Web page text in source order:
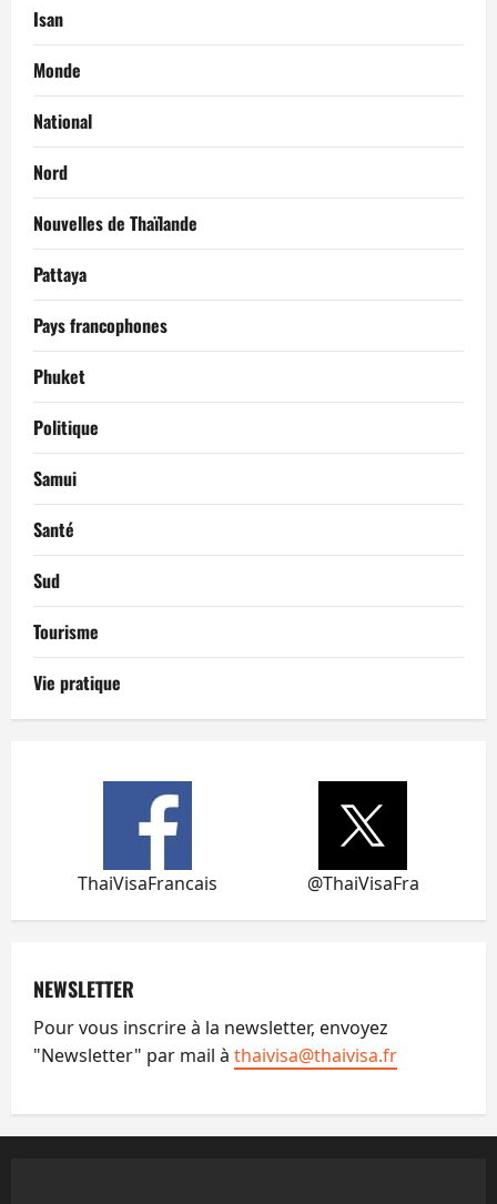
Isan
Monde
National
Nord
Nouvelles de Thaïlande
Pattaya
Pays francophones
Phuket
Politique
Samui
Santé
Sud
Tourisme
Vie pratique
ThaiVisaFrancais @ThaiVisaFra
NEWSLETTER
Pour vous inscrire à la newsletter, envoyez
"Newsletter" par mail à thaivisa@thaivisa.fr